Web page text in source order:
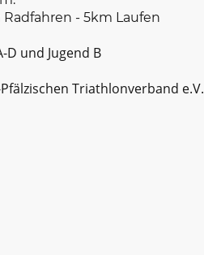
- 5km Laufen
und Jugend B
Triathlonverband e.V.